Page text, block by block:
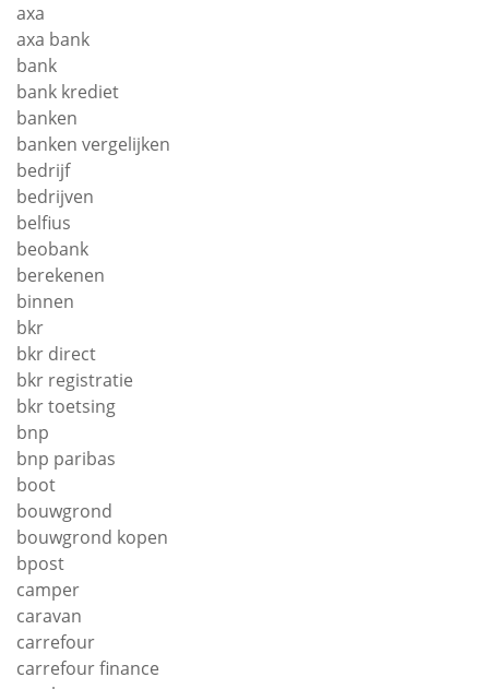
axa
axa bank
bank
bank krediet
banken
banken vergelijken
bedrijf
bedrijven
belfius
beobank
berekenen
binnen
bkr
bkr direct
bkr registratie
bkr toetsing
bnp
bnp paribas
boot
bouwgrond
bouwgrond kopen
bpost
camper
caravan
carrefour
carrefour finance